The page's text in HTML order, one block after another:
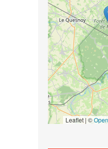
Leaflet | ©